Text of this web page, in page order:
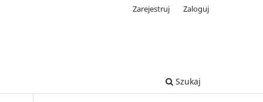
Szukaj
Zarejestruj Zaloguj